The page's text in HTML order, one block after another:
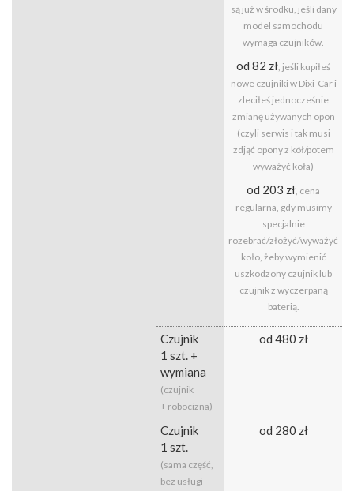
są już w środku, jeśli dany
model samochodu
wymaga czujników.
od 82 zł, jeśli kupiłeś
nowe czujniki w Dixi-Car i
zleciłeś jednocześnie
zmianę używanych opon
(czyli serwis i tak musi
zdjąć opony z kół/potem
wyważyć koła)
od 203 zł, cena
regularna, gdy musimy
specjalnie
rozebrać/złożyć/wyważyć
koło, żeby wymienić
uszkodzony czujnik lub
czujnik z wyczerpaną
baterią.
Czujnik
1 szt. +
wymiana
(czujnik
+ robocizna)
od 480 zł
Czujnik
1 szt.
(sama część,
bez usługi
od 280 zł